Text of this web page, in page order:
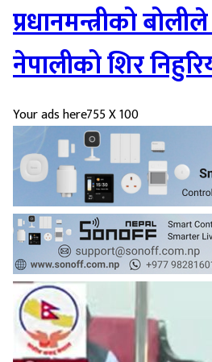
प्रधानमन्त्रीको
नेपालीको शिर
Your ads here755 X 100